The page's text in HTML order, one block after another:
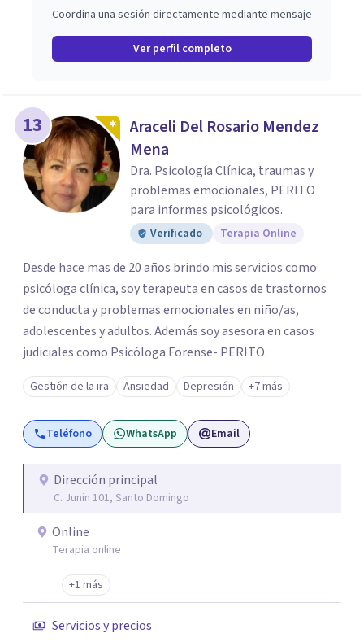
Coordina una sesión directamente mediante mensaje
Ver perfil completo
13
Araceli Del Rosario Mendez
Mena
Dra. Psicología Clínica, traumas y
problemas emocionales, PERITO
para informes psicológicos.
Verificado Terapia Online
Desde hace mas de 20 años brindo mis servicios como
psicóloga clínica, soy terapeuta en casos de trastornos
de conducta y problemas emocionales en niño/as,
adolescentes y adultos. Además soy asesora en casos
judiciales como Psicóloga Forense- PERITO.
Gestión de la ira Ansiedad Depresión +7 más
Teléfono WhatsApp Email
Dirección principal
C. Junin 101, Santo Domingo
Online
Terapia online
+1 más
Servicios y precios